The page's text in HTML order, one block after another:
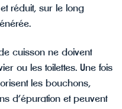
réduit, sur le long
cuisson ne doivent
ou les toilettes. Une fois
les bouchons,
d’épuration et peuvent